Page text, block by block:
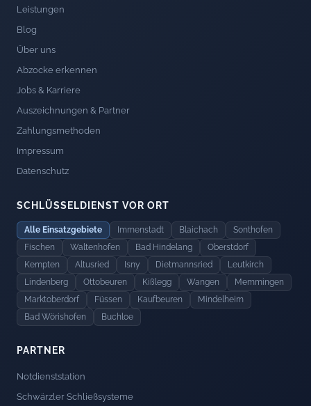
Leistungen
Blog
Über uns
Abzocke erkennen
Jobs & Karriere
Auszeichnungen & Partner
Zahlungsmethoden
Impressum
Datenschutz
SCHLÜSSELDIENST VOR ORT
Alle Einsatzgebiete Immenstadt Blaichach
Sonthofen
Fischen
Waltenhofen Bad Hindelang
Oberstdorf
Kempten
Altusried Isny Dietmannsried
Leutkirch
Lindenberg
Ottobeuren Kißlegg Wangen
Memmingen
Marktoberdorf
Füssen Kaufbeuren
Mindelheim
Bad Wörishofen
Buchloe
PARTNER
Notdienststation
Schwärzler Schließsysteme